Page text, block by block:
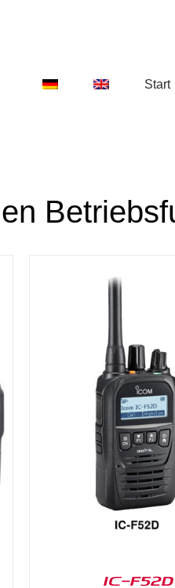
Start
IC-